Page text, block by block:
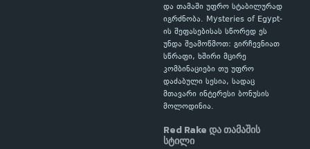
და თამაში უფრო სტაბილურად
იგრძნობა. Mysteries of Egypt-
ის შეფასებისას სწორედ ეს
უნდა შეამოწმოთ: გირჩევნიათ
სწრაფი, ხშირი მცირე
კომბინაციები თუ უფრო
დაძაბული სესია, სადაც
მთავარი ინტერესი ბონუსის
მოლოდინია.
Red Rake და თამაშის
სტილი